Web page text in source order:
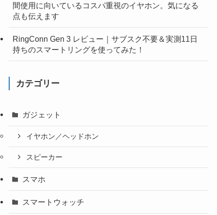
間使用に向いているコスパ重視のイヤホン。気になる
点も伝えます
RingConn Gen 3 レビュー｜サブスク不要＆実測11日
持ちのスマートリングを使ってみた！
カテゴリー
ガジェット
イヤホン／ヘッドホン
スピーカー
スマホ
スマートウォッチ